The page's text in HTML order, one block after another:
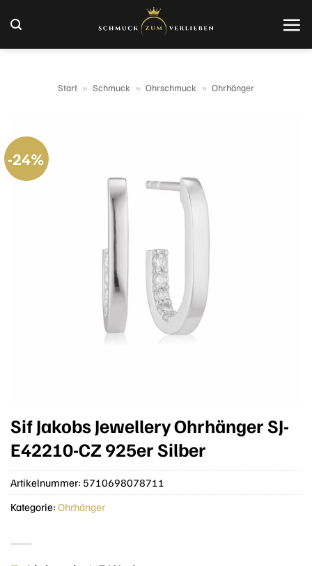
Inhalt
springen
Start » Schmuck » Ohrschmuck » Ohrhänger
-24%
Sif Jakobs Jewellery Ohrhänger SJ-
E42210-CZ 925er Silber
Artikelnummer: 5710698078711
Kategorie: Ohrhänger